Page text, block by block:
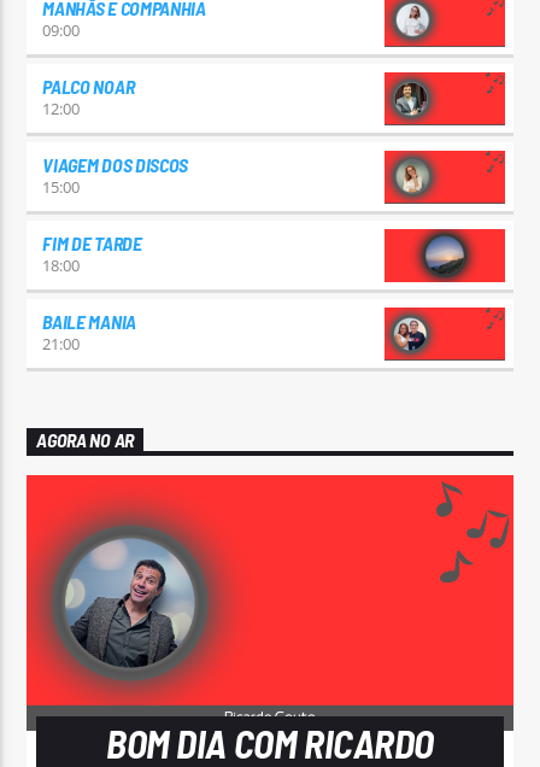
MANHÃS E COMPANHIA
09:00
PALCO NOAR
12:00
VIAGEM DOS DISCOS
15:00
FIM DE TARDE
18:00
BAILE MANIA
21:00
AGORA NO AR
BOM DIA COM RICARDO